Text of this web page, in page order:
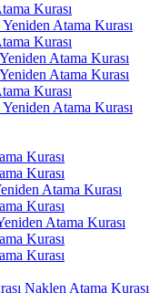
Kurası
Atama Kurası
Kurası
Atama Kurası
Atama Kurası
Kurası
Atama Kurası
Kurası
Kurası
Atama Kurası
Kurası
Atama Kurası
Kurası
Kurası
Naklen Atama Kurası